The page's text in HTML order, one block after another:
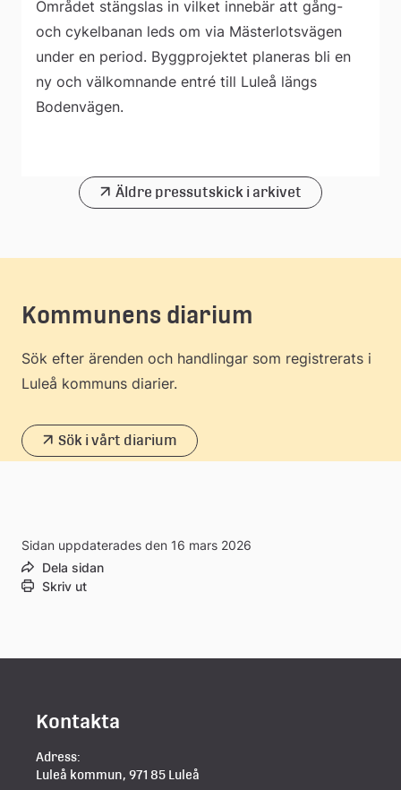
Området stängslas in vilket innebär att gång-
och cykelbanan leds om via Mästerlotsvägen
under en period. Byggprojektet planeras bli en
ny och välkomnande entré till Luleå längs
Bodenvägen.
Äldre pressutskick i arkivet
Kommunens diarium
Sök efter ärenden och handlingar som registrerats i
Luleå kommuns diarier.
Sök i vårt diarium
Sidan uppdaterades den 16 mars 2026
Dela sidan
Skriv ut
Kontakta
Adress:
Luleå kommun, 971 85 Luleå